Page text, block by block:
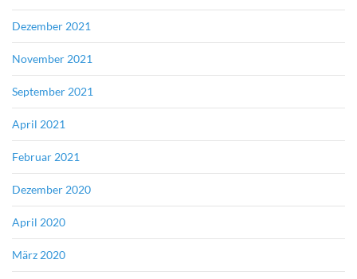
Dezember 2021
November 2021
September 2021
April 2021
Februar 2021
Dezember 2020
April 2020
März 2020